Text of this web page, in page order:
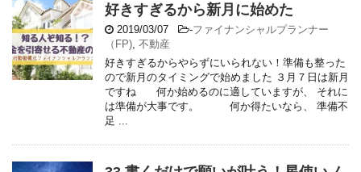
好きすぎるから新月に始めた
2019/03/07 -ファイナンシャルプランナー
（FP) 不動産
好きすぎるからやらずにいられない！準備も整った
ので新月のタイミングで始めました ３月７日は新月
ですね 何か始めるのに適していますが、 それに
は準備が大事です。 何か得たいなら、 準備不
足 ...